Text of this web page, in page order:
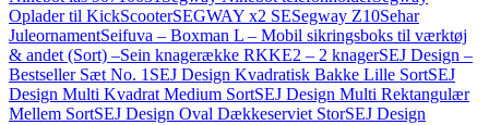
Oplader til KickScooterSEGWAY x2 SESegway Z10Sehar
JuleornamentSeifuva – Boxman L – Mobil sikringsboks til værktøj
& andet (Sort) –Sein knagerække RKKE2 – 2 knagerSEJ Design –
Bestseller Sæt No. 1 SEJ Design Kvadratisk Bakke Lille SortSEJ
Design Multi Kvadrat Medium SortSEJ Design Multi Rektangulær
Mellem SortSEJ Design Oval Dækkeserviet StorSEJ Design